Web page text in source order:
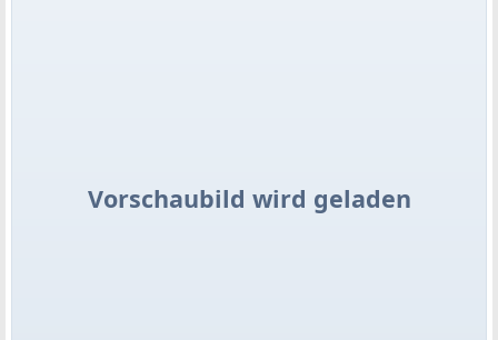
Vorschaubild wird geladen